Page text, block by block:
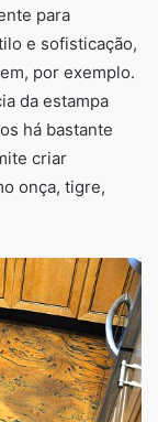
para
e sofisticação,
por exemplo.
da estampa
há bastante
criar
onça, tigre,